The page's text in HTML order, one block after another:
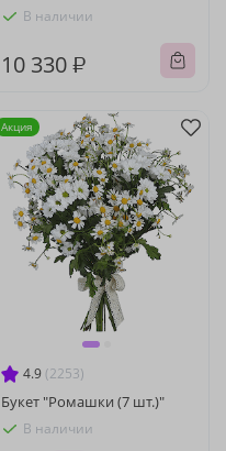
В наличии
10 330 ₽
4.9 (2253)
Букет "Ромашки (7 шт.)"
В наличии
Акция